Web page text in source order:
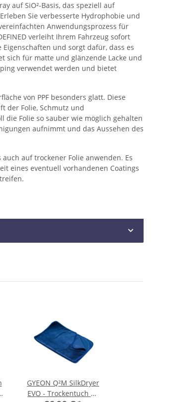
auf SiO²-Basis, das speziell auf
Sie verbesserte Hydrophobie und
Anwendungsprozess für
verleiht Ihrem Fahrzeug sofort
und sorgt dafür, dass es
sich für matte und glänzende Lacke und
verwendet werden und bietet
von PPF besonders glatt. Diese
der Folie, Schmutz und
die Folie so sauber wie möglich gehalten
aufnimmt und das Aussehen des
auf trockener Folie anwenden. Es
eines eventuell vorhandenen Coatings
GYEON Q²M SilkDryer
EVO - Trockentuch 70